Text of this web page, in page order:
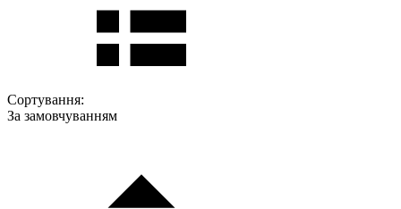
Сортування:
За замовчуванням